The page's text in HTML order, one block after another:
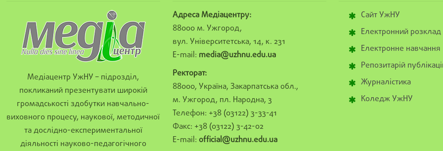
Медіацентр УжНУ – підрозділ,
покликаний презентувати широкій
громадськості здобутки навчально-
виховного процесу, наукової, методичної
та дослідно-експериментальної
діяльності науково-педагогічного
Адреса Медіацентру:
88000 м. Ужгород,
вул. Університетська, 14, к. 231
E-mail: media@uzhnu.edu.ua
Ректорат:
88000, Україна, Закарпатська обл.,
м. Ужгород, пл. Народна, 3
Телефон: +38 (03122) 3-33-41
Факс: +38 (03122) 3-42-02
E-mail: official@uzhnu.edu.ua
Сайт УжНУ
Електронний розклад
Електронне навчання
Репозитарій
Журналістика
Коледж УжНУ